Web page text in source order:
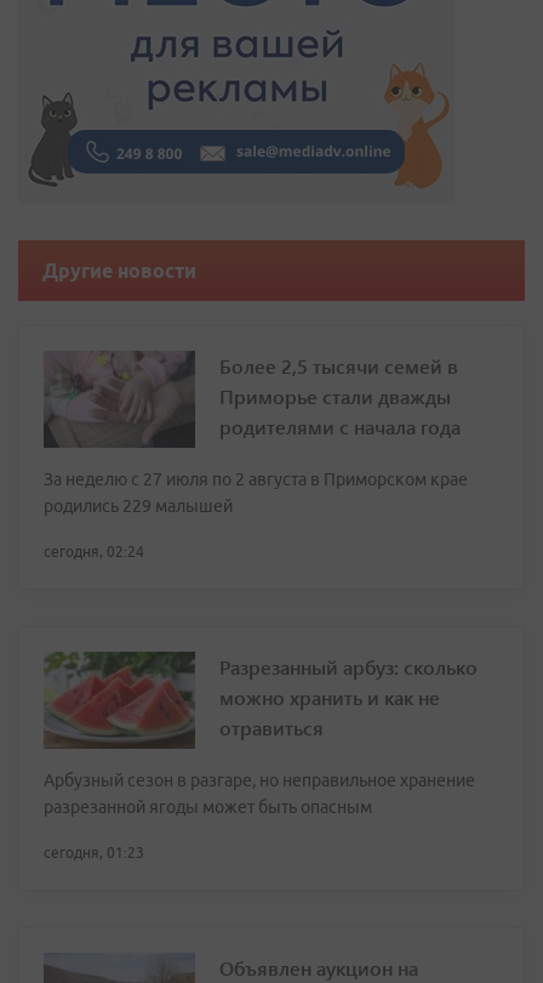
Другие новости
Более 2,5 тысячи семей в
Приморье стали дважды
родителями с начала года
За неделю с 27 июля по 2 августа в Приморском крае
родились 229 малышей
сегодня, 02:24
Разрезанный арбуз: сколько
можно хранить и как не
отравиться
Арбузный сезон в разгаре, но неправильное хранение
разрезанной ягоды может быть опасным
сегодня, 01:23
Объявлен аукцион на